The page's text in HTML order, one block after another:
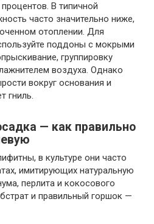
В типичной
часто значительно ниже,
отоплении. Для
поддоны с мокрыми
группировку
воздуха. Однако
вокруг основания и
гниль.
— как правильно
в культуре они часто
имитирующих натуральную
перлита и кокосового
и правильный горшок —